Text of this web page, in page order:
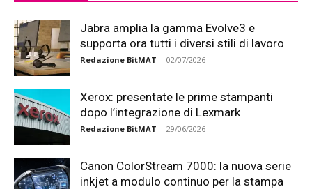
Jabra amplia la gamma Evolve3 e
supporta ora tutti i diversi stili di lavoro
Redazione BitMAT - 02/07/2026
Xerox: presentate le prime stampanti
dopo l’integrazione di Lexmark
Redazione BitMAT - 29/06/2026
Canon ColorStream 7000: la nuova serie
inkjet a modulo continuo per la stampa